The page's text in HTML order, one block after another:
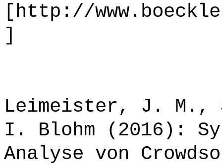
[http://
]
Leimeister, J. M.,
I. Blohm (2016):
Analyse von